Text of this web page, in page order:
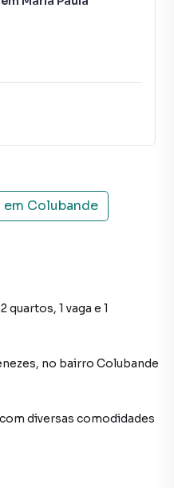
em Colubande
1 vaga e 1
, no bairro Colubande
diversas comodidades